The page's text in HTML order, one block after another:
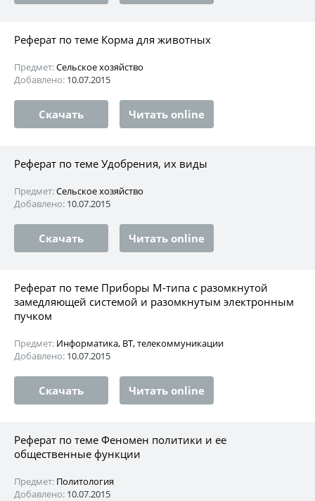
Реферат по теме Корма для животных
Предмет:Сельское хозяйство
Добавлено: 10.07.2015
Скачать Читать online
Реферат по теме Удобрения, их виды
Предмет:Сельское хозяйство
Добавлено: 10.07.2015
Скачать Читать online
Реферат по теме Приборы М-типа с разомкнутой
замедляющей системой и разомкнутым электронным
пучком
Предмет: Информатика, ВТ, телекоммуникации
Добавлено: 10.07.2015
Скачать Читать online
Реферат по теме Феномен политики и ее
общественные функции
Предмет: Политология
Добавлено: 10.07.2015